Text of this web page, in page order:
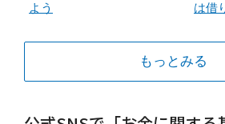
よう
は借
もっとみる